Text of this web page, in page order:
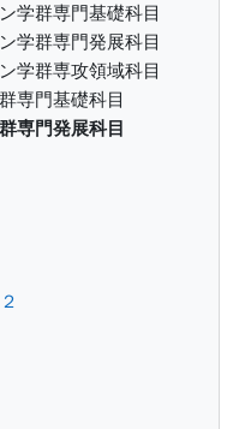
学群専門基礎科目
学群専門発展科目
学群専攻領域科目
専門基礎科目
専門発展科目